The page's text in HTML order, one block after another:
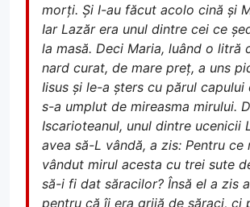
morți. Și I-au făcut acolo cină și
Iar Lazăr era unul dintre cei ce
la masă. Deci Maria, luând o litră
nard curat, de mare preț, a uns
Iisus și le-a șters cu părul capului
s-a umplut de mireasma mirului.
Iscarioteanul, unul dintre ucenicii
avea să-L vândă, a zis: Pentru ce
vândut mirul acesta cu trei sute
să-i fi dat săracilor? Însă el a zis
pentru că îi era grijă de săraci, ci